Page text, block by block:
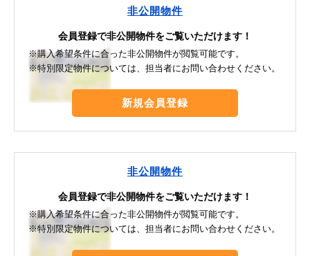
非公開物件
会員登録で非公開物件をご覧いただけます！
※購入希望条件に合った非公開物件が閲覧可能です。
※特別限定物件については、担当者にお問い合わせください。
新規会員登録
非公開物件
会員登録で非公開物件をご覧いただけます！
※購入希望条件に合った非公開物件が閲覧可能です。
※特別限定物件については、担当者にお問い合わせください。